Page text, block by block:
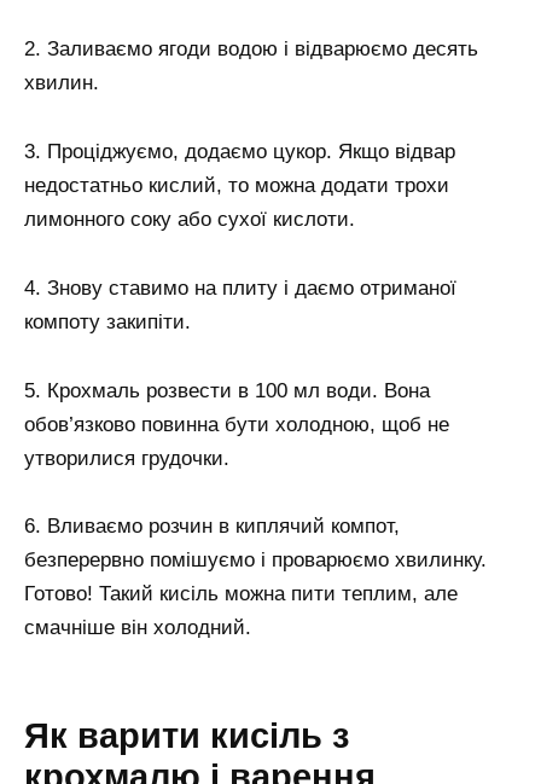
2. Заливаємо ягоди водою і відварюємо десять
хвилин.
3. Проціджуємо, додаємо цукор. Якщо відвар
недостатньо кислий, то можна додати трохи
лимонного соку або сухої кислоти.
4. Знову ставимо на плиту і даємо отриманої
компоту закипіти.
5. Крохмаль розвести в 100 мл води. Вона
обов’язково повинна бути холодною, щоб не
утворилися грудочки.
6. Вливаємо розчин в киплячий компот,
безперервно помішуємо і проварюємо хвилинку.
Готово! Такий кисіль можна пити теплим, але
смачніше він холодний.
Як варити кисіль з